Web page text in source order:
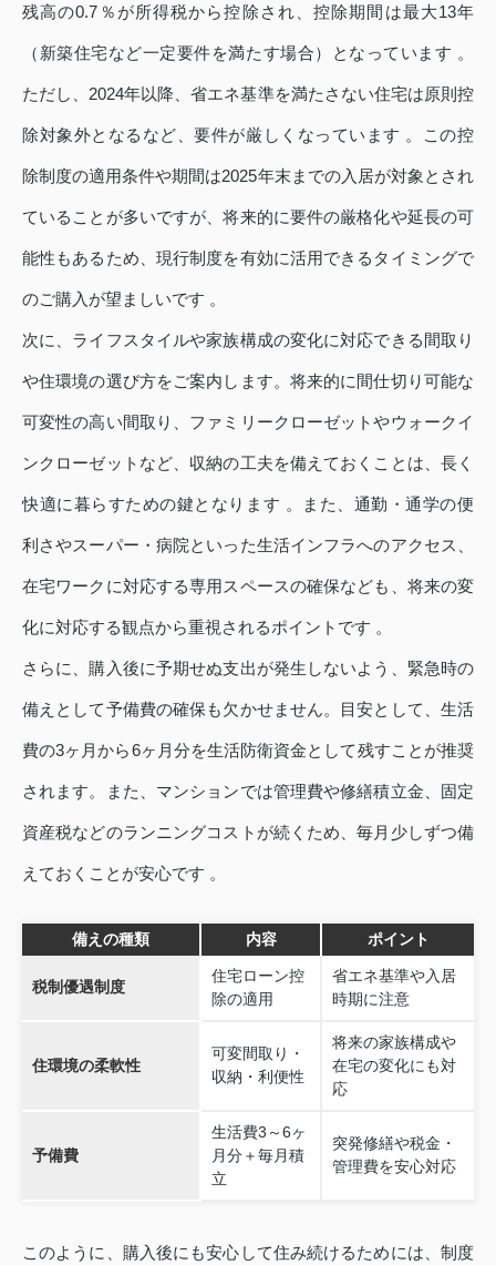
残高の0.7％が所得税から控除され、控除期間は最大13年
（新築住宅など一定要件を満たす場合）となっています 。
ただし、2024年以降、省エネ基準を満たさない住宅は原則控
除対象外となるなど、要件が厳しくなっています 。この控
除制度の適用条件や期間は2025年末までの入居が対象とされ
ていることが多いですが、将来的に要件の厳格化や延長の可
能性もあるため、現行制度を有効に活用できるタイミングで
のご購入が望ましいです 。
次に、ライフスタイルや家族構成の変化に対応できる間取り
や住環境の選び方をご案内します。将来的に間仕切り可能な
可変性の高い間取り、ファミリークローゼットやウォークイ
ンクローゼットなど、収納の工夫を備えておくことは、長く
快適に暮らすための鍵となります 。また、通勤・通学の便
利さやスーパー・病院といった生活インフラへのアクセス、
在宅ワークに対応する専用スペースの確保なども、将来の変
化に対応する観点から重視されるポイントです 。
さらに、購入後に予期せぬ支出が発生しないよう、緊急時の
備えとして予備費の確保も欠かせません。目安として、生活
費の3ヶ月から6ヶ月分を生活防衛資金として残すことが推奨
されます。また、マンションでは管理費や修繕積立金、固定
資産税などのランニングコストが続くため、毎月少しずつ備
えておくことが安心です 。
備えの種類 内容 ポイント
税制優遇制度
住宅ローン控
除の適用
省エネ基準や入居
時期に注意
住環境の柔軟性
可変間取り・
収納・利便性
将来の家族構成や
在宅の変化にも対
応
予備費
生活費3～6ヶ
月分＋毎月積
立
突発修繕や税金・
管理費を安心対応
このように、購入後にも安心して住み続けるためには、制度